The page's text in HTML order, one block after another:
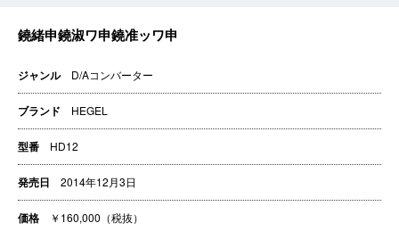
ジャンル D/Aコンバーター
ブランド HEGEL
型番 HD12
発売日 2014年12月3日
価格 ￥160,000（税抜）